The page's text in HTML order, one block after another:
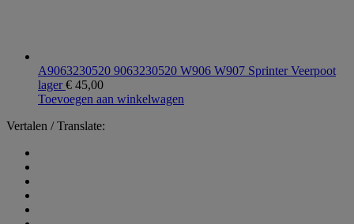
A9063230520 9063230520 W906 W907 Sprinter Veerpoot
lager€ 45,00
Toevoegen aan winkelwagen
Vertalen / Translate: